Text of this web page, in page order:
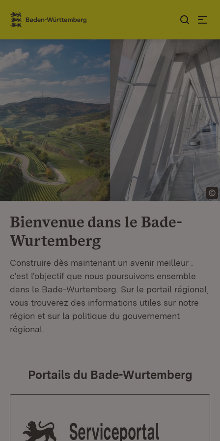
Sauter au contenu
Link zur Startseite
Bienvenue dans le Bade-
Wurtemberg
Construire dès maintenant un avenir meilleur :
c'est l'objectif que nous poursuivons ensemble
dans le Bade-Wurtemberg. Sur le portail régional,
vous trouverez des informations utiles sur notre
région et sur la politique du gouvernement
régional.
Portails du Bade-Wurtemberg